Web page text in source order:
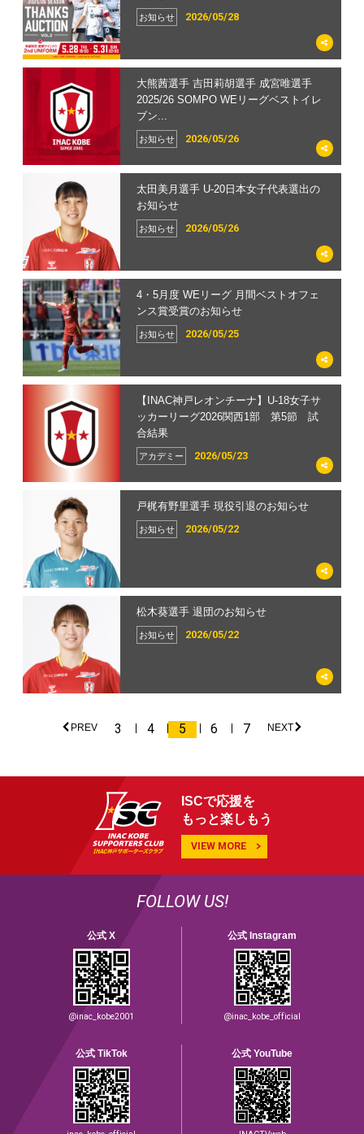
2026/05/28
お知らせ
2026/05/26
お知らせ
大熊茜選手 吉田莉胡選手 成宮唯選手
2025/26 SOMPO WEリーグベストイレ
ブン...
2026/05/26
お知らせ
太田美月選手 U-20日本女子代表選出の
お知らせ
2026/05/25
お知らせ
4・5月度 WEリーグ 月間ベストオフェ
ンス賞受賞のお知らせ
2026/05/23
アカデミー
【INAC神戸レオンチーナ】U-18女子サ
ッカーリーグ2026関西1部 第5節 試
合結果
2026/05/22
お知らせ
戸梶有野里選手 現役引退のお知らせ
2026/05/22
お知らせ
松木葵選手 退団のお知らせ
PREV 3 4 5 6 7 NEXT
ISCで応援を
もっと楽しもう
VIEW MORE
FOLLOW US!
公式 X
@inac_kobe2001
公式 Instagram
@inac_kobe_official
公式 TikTok 公式 YouTube